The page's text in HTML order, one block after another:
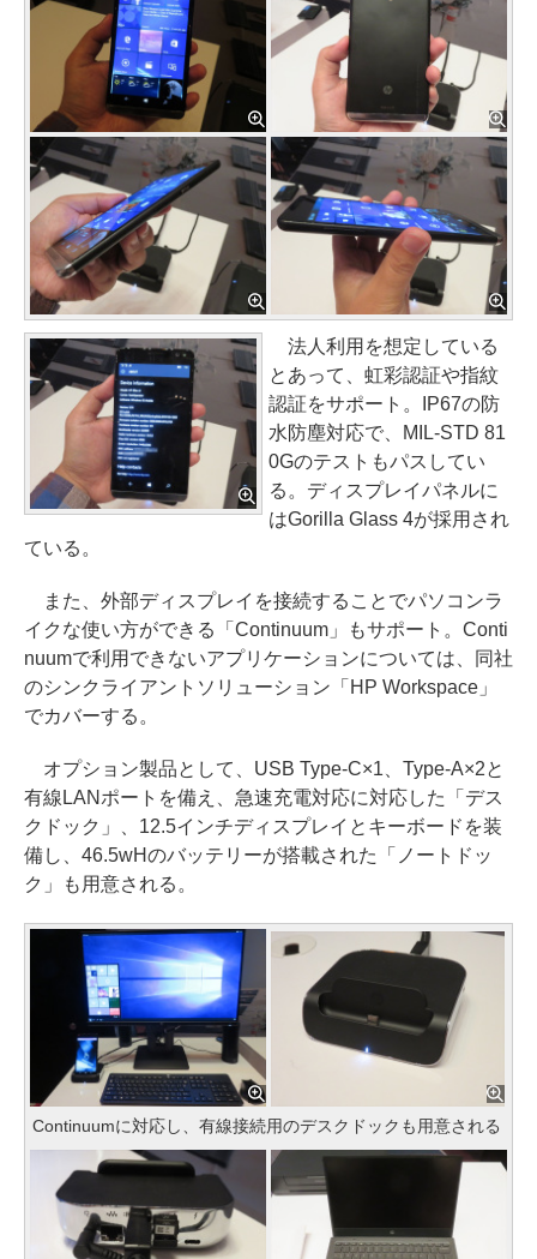
法人利用を想定している
とあって、虹彩認証や指紋
認証をサポート。IP67の防
水防塵対応で、MIL-STD 81
0Gのテストもパスしてい
る。ディスプレイパネルに
はGorilla Glass 4が採用され
ている。
また、外部ディスプレイを接続することでパソコンラ
イクな使い方ができる「Continuum」もサポート。Conti
nuumで利用できないアプリケーションについては、同社
のシンクライアントソリューション「HP Workspace」
でカバーする。
オプション製品として、USB Type-C×1、Type-A×2と
有線LANポートを備え、急速充電対応に対応した「デス
クドック」、12.5インチディスプレイとキーボードを装
備し、46.5wHのバッテリーが搭載された「ノートドッ
ク」も用意される。
Continuumに対応し、有線接続用のデスクドックも用意される